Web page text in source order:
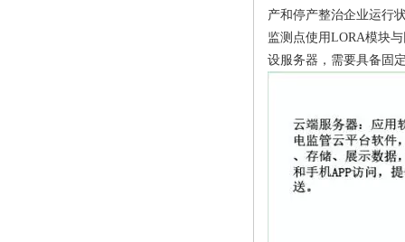
产和停产整治企业运行
监测点使用LORA模块
设服务器，需要具备固